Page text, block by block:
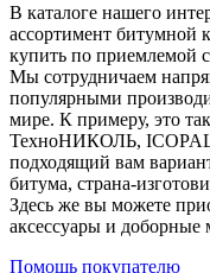
В каталоге нашего
ассортимент битумной
купить по приемлемой
Мы сотрудничаем
популярными
мире. К примеру, это
ТехноНИКОЛЬ,
подходящий вам
битума, страна-
Здесь же вы можете
аксессуары и доборные
Помощь покупателю